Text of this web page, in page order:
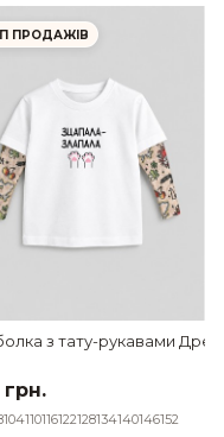
біла ДНК козака
ПРОДАЖІВ
з тату-рукавами
грн.
104110116122128134140146152